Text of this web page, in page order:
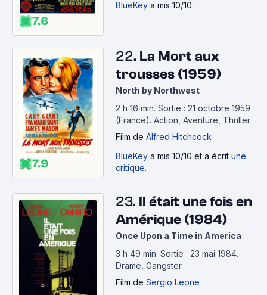
7.6
BlueKey a mis 10/10.
7.9
22. La Mort aux
trousses (1959)
North by Northwest
2 h 16 min. Sortie : 21 octobre 1959
(France). Action, Aventure, Thriller
Film de Alfred Hitchcock
BlueKey a mis 10/10 et a écrit une
critique.
23. Il était une fois en
Amérique (1984)
Once Upon a Time in America
3 h 49 min. Sortie : 23 mai 1984.
Drame, Gangster
Film de Sergio Leone